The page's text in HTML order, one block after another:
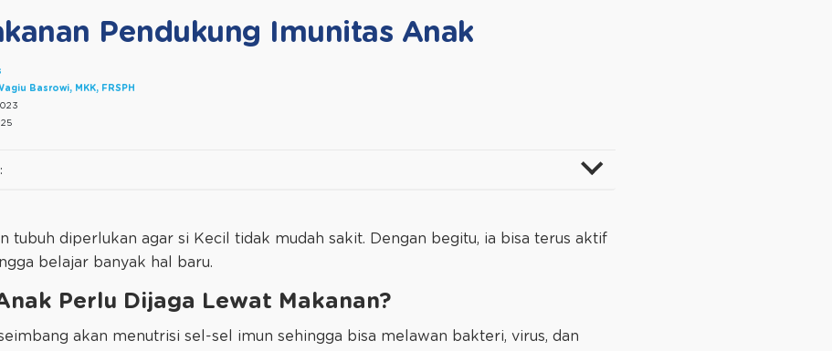
Pendukung Imunitas Anak
Basrowi, MKK, FRSPH
tubuh diperlukan agar si Kecil tidak mudah sakit. Dengan begitu, ia bisa terus aktif
belajar banyak hal baru.
Perlu Dijaga Lewat Makanan?
akan menutrisi sel-sel imun sehingga bisa melawan bakteri, virus, dan